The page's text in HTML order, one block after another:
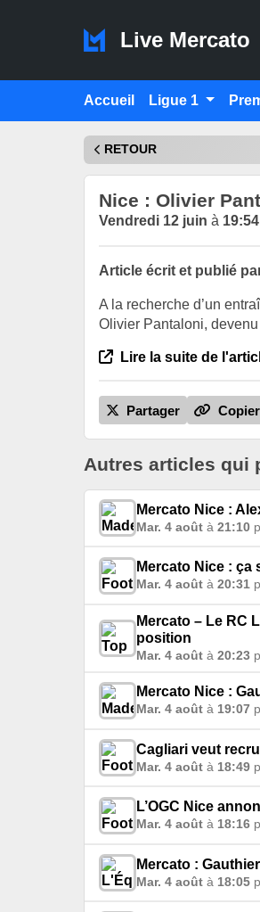
Live Mercato
Accueil Ligue 1
RETOUR
Nice : Olivier
Vendredi 12 juin à 19:54
Article écrit et publié
A la recherche d’un
Olivier Pantaloni,
Lire la suite de
Partager
Autres articles qui
Mercato Nice :
Mar. 4 août à 21:10
Mercato Nice : ça
Mar. 4 août à 20:31
Mercato – Le RC
position
Mar. 4 août à 20:23
Mercato Nice :
Mar. 4 août à 19:07
Cagliari veut
Mar. 4 août à 18:49
L’OGC Nice
Mar. 4 août à 18:16
Mercato :
Mar. 4 août à 18:05